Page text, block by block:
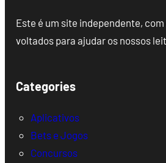
Este é um site independente,
voltados para ajudar os nossos
Categories
Aplicativos
Bets e Jogos
Concursos